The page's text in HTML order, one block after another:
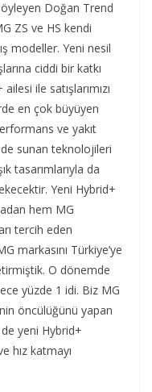
Doğan Trend
ZS ve HS kendi
modeller. Yeni nesil
ciddi bir katkı
ile satışlarımızı
en çok büyüyen
ve yakıt
sunan teknolojileri
tasarımlarıyla da
Yeni Hybrid+
hem MG
tercih eden
markasını Türkiye’ye
O dönemde
yüzde 1 idi. Biz MG
öncülüğünü yapan
de yeni Hybrid+
hız katmayı